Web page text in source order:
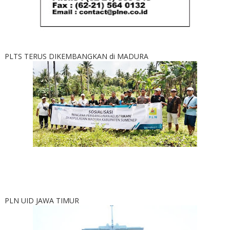
PLTS TERUS DIKEMBANGKAN di MADURA
PLN UID JAWA TIMUR